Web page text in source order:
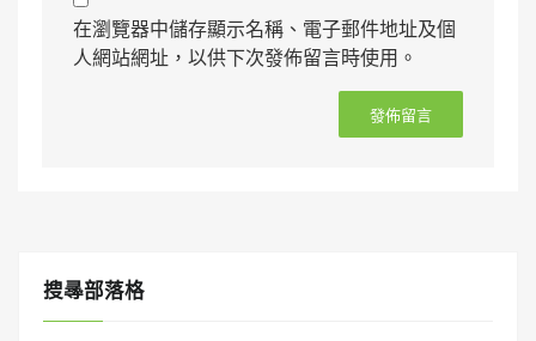
在瀏覽器中儲存顯示名稱、電子郵件地址及個
人網站網址，以供下次發佈留言時使用。
搜㝷部落格